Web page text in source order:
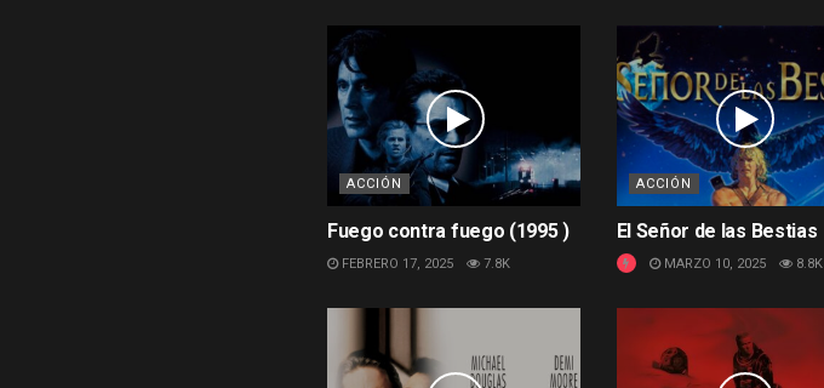
ACCIÓN
Fuego contra fuego (1995 )
FEBRERO 17, 2025 7.8K
ACCIÓN
El Señor de las Bestias
MARZO 10, 2025 8.8K